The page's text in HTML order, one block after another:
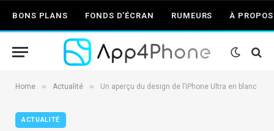
BONS PLANS FONDS D’ÉCRAN RUMEURS À PROPOS
Home » Actualité » Un aperçu du design de l’iPhone Ultra en blanc
ACTUALITÉ